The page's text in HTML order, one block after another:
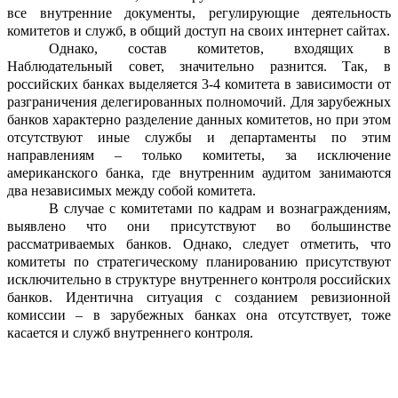
все внутренние документы, регулирующие деятельность
комитетов и служб, в общий доступ на своих интернет сайтах.
Однако, состав комитетов, входящих в
Наблюдательный совет, значительно разнится. Так, в
российских банках выделяется 3-4 комитета в зависимости от
разграничения делегированных полномочий. Для зарубежных
банков характерно разделение данных комитетов, но при этом
отсутствуют иные службы и департаменты по этим
направлениям – только комитеты, за исключение
американского банка, где внутренним аудитом занимаются
два независимых между собой комитета.
В случае с комитетами по кадрам и вознаграждениям,
выявлено что они присутствуют во большинстве
рассматриваемых банков. Однако, следует отметить, что
комитеты по стратегическому планированию присутствуют
исключительно в структуре внутреннего контроля российских
банков. Идентична ситуация с созданием ревизионной
комиссии – в зарубежных банках она отсутствует, тоже
касается и служб внутреннего контроля.